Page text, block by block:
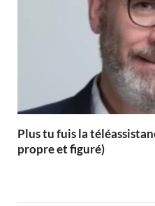
Plus tu fuis la
propre et figuré)